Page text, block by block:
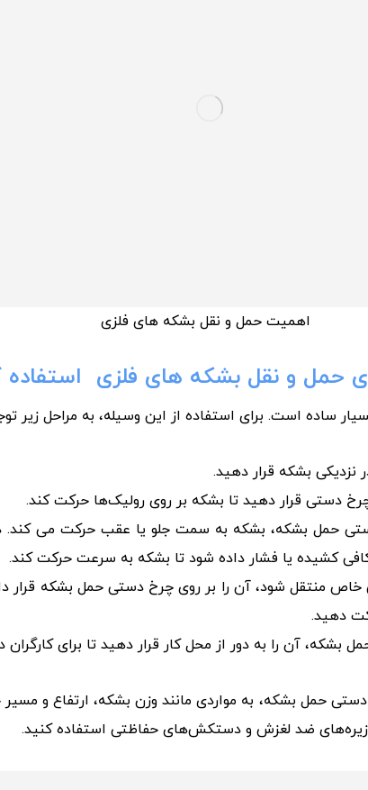
اهمیت حمل و نقل بشکه های فلزی
حمل و نقل بشکه های فلزی استفاده
ساده است. برای استفاده از این وسیله، به مراحل زیر
نزدیکی بشکه قرار دهید.
دستی قرار دهید تا بشکه بر روی رولیک‌ها حرکت کند.
حمل بشکه، بشکه به سمت جلو یا عقب حرکت می کند.
کافی کشیده یا فشار داده شود تا بشکه به سرعت حرکت کند.
خاص منتقل شود، آن را بر روی چرخ دستی حمل بشکه قرار
دهید.
بشکه، آن را به دور از محل کار قرار دهید تا برای کارگران
حمل بشکه، به مواردی مانند وزن بشکه، ارتفاع و
زیره‌های ضد لغزش و دستکش‌های حفاظتی استفاده کنید.